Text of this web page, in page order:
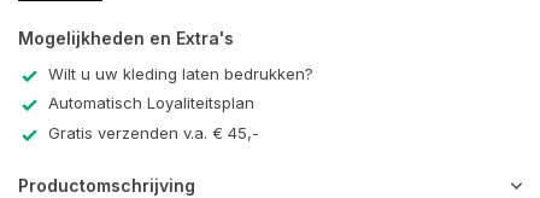
Mogelijkheden en Extra's
Wilt u uw kleding laten bedrukken?
Automatisch Loyaliteitsplan
Gratis verzenden v.a. € 45,-
Productomschrijving